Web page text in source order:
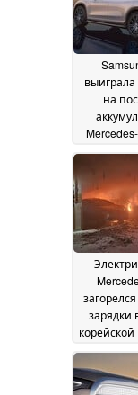
выиграла
на
питания
купе20
зарядки
возникли
по